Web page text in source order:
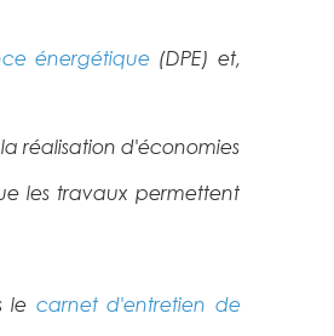
énergétique(DPE) et,
réalisation d'économies
les travaux permettent
le carnet d'entretien de